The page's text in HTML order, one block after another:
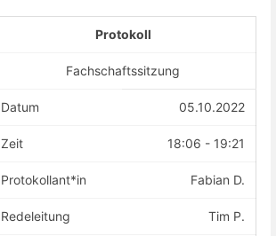
Protokoll
Fachschaftssitzung
Datum 05.10.2022
Zeit 18:06 - 19:21
Protokollant*in Fabian D.
Redeleitung Tim P.